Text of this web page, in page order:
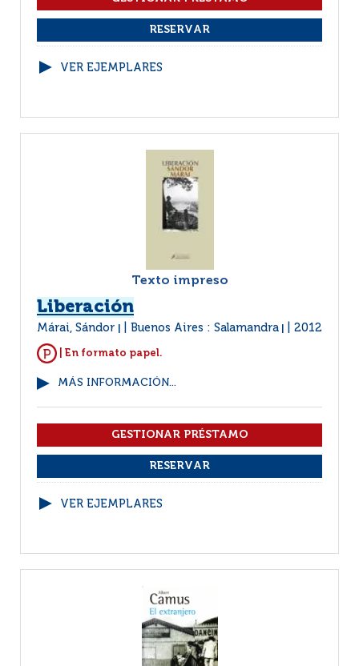
VER EJEMPLARES
Texto impreso
Liberación
Márai, Sándor Buenos Aires : Salamandra 2012
| En formato papel.
MÁS INFORMACIÓN...
VER EJEMPLARES